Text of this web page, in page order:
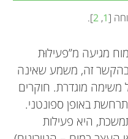
1
,
2
].
מגיעה מ”פעילוּת
זה, משמע שאינה
משימה מוגדרת. חוקרים
באופן ספונטני.
היא פעילות